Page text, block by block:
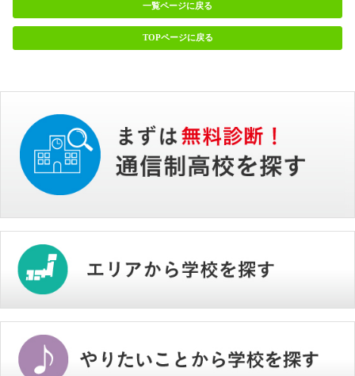
一覧ページに戻る
TOPページに戻る